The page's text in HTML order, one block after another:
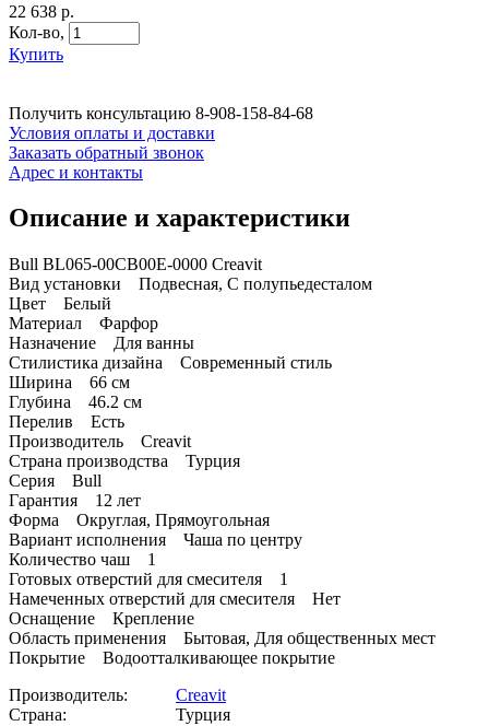
22 638 р.
Кол-во,
Купить
Получить консультацию 8-908-158-84-68
Условия оплаты и доставки
Заказать обратный звонок
Адрес и контакты
Описание и характеристики
Bull BL065-00CB00E-0000 Creavit
Вид установки Подвесная, С полупьедесталом
Цвет Белый
Материал Фарфор
Назначение Для ванны
Стилистика дизайна Современный стиль
Ширина 66 см
Глубина 46.2 см
Перелив Есть
Производитель Creavit
Страна производства Турция
Серия Bull
Гарантия 12 лет
Форма Округлая, Прямоугольная
Вариант исполнения Чаша по центру
Количество чаш 1
Готовых отверстий для смесителя 1
Намеченных отверстий для смесителя Нет
Оснащение Крепление
Область применения Бытовая, Для общественных мест
Покрытие Водоотталкивающее покрытие
Производитель:
Creavit
Страна:
Турция